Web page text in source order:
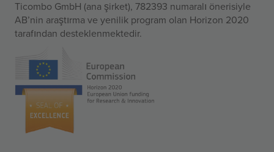
Ticombo GmbH (ana şirket), 782393 numaralı önerisiyle
AB’nin araştırma ve yenilik program olan Horizon 2020
tarafından desteklenmektedir.